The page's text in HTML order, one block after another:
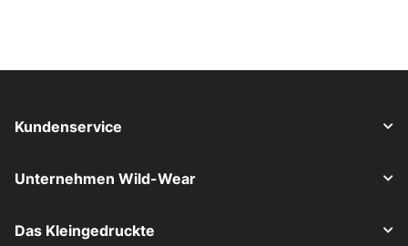
Kundenservice
Unternehmen Wild-Wear
Das Kleingedruckte